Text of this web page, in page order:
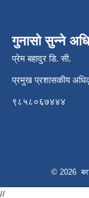
गुनासो सुन्ने
प्रेम बहादुर डि. सी.
प्रमुख प्रशासकीय
९८५८०६७४४४
© 2026
//